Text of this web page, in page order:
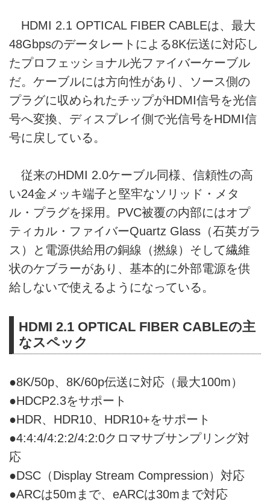
HDMI 2.1 OPTICAL FIBER CABLEは、最大
48Gbpsのデータレートによる8K伝送に対応し
たプロフェッショナル光ファイバーケーブル
だ。ケーブルには方向性があり、ソース側の
プラグに収められたチップがHDMI信号を光信
号へ変換、ディスプレイ側で光信号をHDMI信
号に戻している。
従来のHDMI 2.0ケーブル同様、信頼性の高
い24金メッキ端子と堅牢なソリッド・メタ
ル・プラグを採用。PVC被覆の内部にはオプ
ティカル・ファイバーQuartz Glass（石英ガラ
ス）と電源供給用の銅線（撚線）そして繊維
状のケブラーがあり、基本的に外部電源を供
給しないで使えるようになっている。
HDMI 2.1 OPTICAL FIBER CABLEの主
なスペック
●8K/50p、8K/60p伝送に対応（最大100m）
●HDCP2.3をサポート
●HDR、HDR10、HDR10+をサポート
●4:4:4/4:2:2/4:2:0クロマサブサンプリング対
応
●DSC（Display Stream Compression）対応
●ARCは50mまで、eARCは30mまで対応